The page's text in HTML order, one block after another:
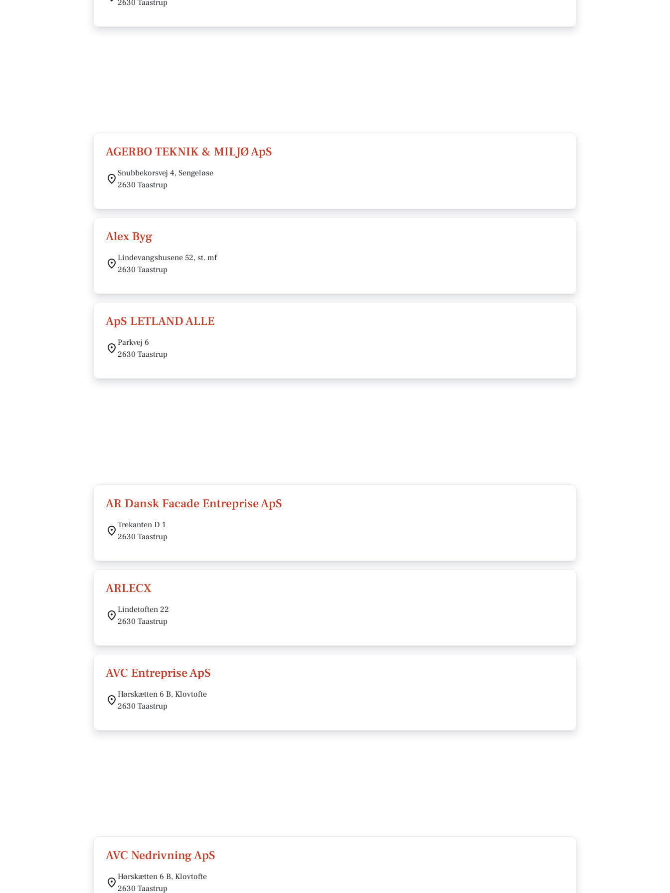
2630 Taastrup
AGERBO TEKNIK & MILJØ ApS
Snubbekorsvej 4, Sengeløse
2630 Taastrup
Alex Byg
Lindevangshusene 52, st. mf
2630 Taastrup
ApS LETLAND ALLE
Parkvej 6
2630 Taastrup
AR Dansk Facade Entreprise ApS
Trekanten D 1
2630 Taastrup
ARLECX
Lindetoften 22
2630 Taastrup
AVC Entreprise ApS
Hørskætten 6 B, Klovtofte
2630 Taastrup
AVC Nedrivning ApS
Hørskætten 6 B, Klovtofte
2630 Taastrup